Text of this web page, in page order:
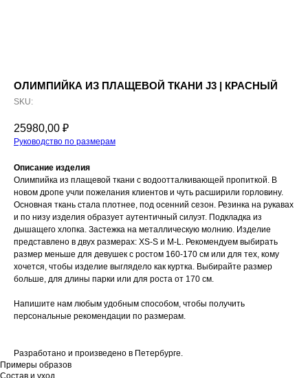
ОЛИМПИЙКА ИЗ ПЛАЩЕВОЙ ТКАНИ J3 | КРАСНЫЙ
SKU:
25980,00 ₽
Руководство по размерам
Описание изделия
Олимпийка из плащевой ткани с водоотталкивающей пропиткой. В
новом дропе учли пожелания клиентов и чуть расширили горловину.
Основная ткань стала плотнее, под осенний сезон. Резинка на рукавах
и по низу изделия образует аутентичный силуэт. Подкладка из
дышащего хлопка. Застежка на металлическую молнию. Изделие
представлено в двух размерах: XS-S и M-L. Рекомендуем выбирать
размер меньше для девушек с ростом 160-170 см или для тех, кому
хочется, чтобы изделие выглядело как куртка. Выбирайте размер
больше, для длины парки или для роста от 170 см.
Напишите нам любым удобным способом, чтобы получить
персональные рекомендации по размерам.
Разработано и произведено в Петербурге.
Примеры образов